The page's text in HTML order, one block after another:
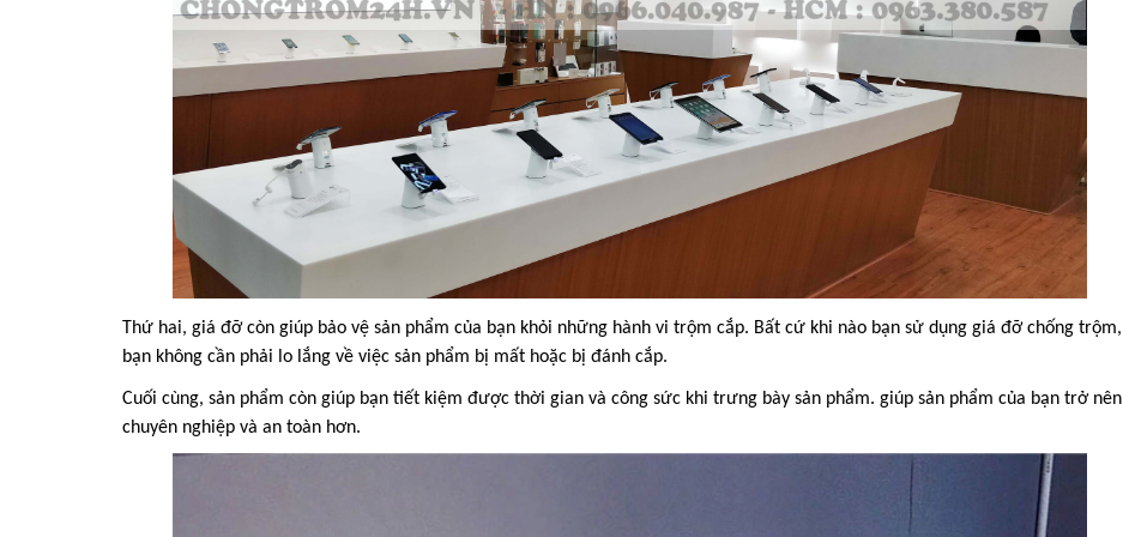
Thứ hai, giá đỡ còn giúp bảo vệ sản phẩm của bạn khỏi những hành vi trộm cắp. Bất cứ khi nào bạn sử dụng giá đỡ chống trộm,
bạn không cần phải lo lắng về việc sản phẩm bị mất hoặc bị đánh cắp.
Cuối cùng, sản phẩm còn giúp bạn tiết kiệm được thời gian và công sức khi trưng bày sản phẩm. giúp sản phẩm của bạn trở nên
chuyên nghiệp và an toàn hơn.